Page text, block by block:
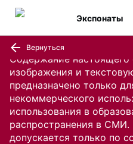
Содержание настоящего
изображения и
предназначено только
некоммерческого
использования в
распространения в СМИ.
допускается только по
Экспонаты
Вернуться